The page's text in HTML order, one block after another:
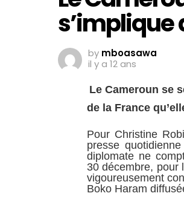
by mboasawa
il y a 12 ans
Le Cameroun se
de la France
Pour Christine
presse
diplomate ne
30 décembre, pour
vigoureusement
Boko Haram